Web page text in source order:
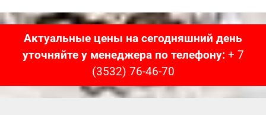
Актуальные цены на сегодняшний день
уточняйте у менеджера по телефону: + 7
(3532) 76-46-70